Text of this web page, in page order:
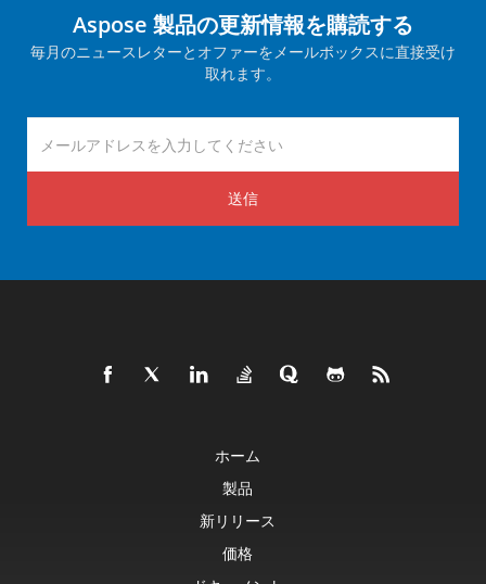
Aspose 製品の更新情報を購読する
毎月のニュースレターとオファーをメールボックスに直接受け
取れます。
送信
ホーム
製品
新リリース
価格